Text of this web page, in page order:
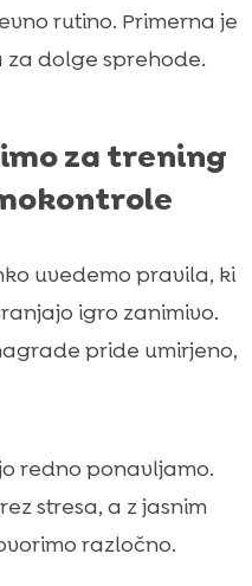
rutino. Primerna je
za dolge sprehode.
za trening
uvedemo pravila, ki
igro zanimivo.
pride umirjeno,
redno ponavljamo.
stresa, a z jasnim
razločno.